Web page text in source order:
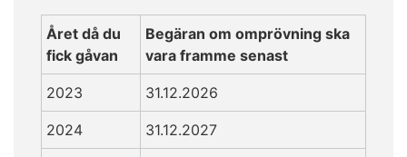
Året då du
fick gåvan
Begäran om omprövning ska
vara framme senast
2023 31.12.2026
2024 31.12.2027